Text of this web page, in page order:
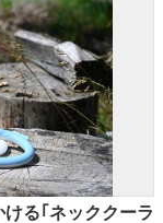
る｢ネッククーラ